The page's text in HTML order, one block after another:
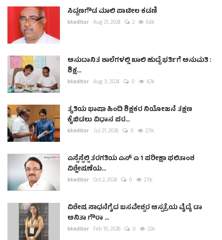
ಸಿದ್ದಣಗೌಡ ಮಾಲಿ ಪಾಟೀಲ ಕಡಣಿ
kkeditor Aug 21, 2024 2 6.4k
ಅನುದಾನಿತ ಶಾಲೆಗಳಲ್ಲಿ ಖಾಲಿ ಹುದ್ದೆ ಭರ್ತಿಗೆ ಅನುಮತಿ :
ಶಿಕ್ಷ...
kkeditor Aug 3, 2024 0 4.2k
ತೃತಿಯ ಭಾಷಾ ಹಿಂದಿ ಶಿಕ್ಷಕರ ನಿಯೋಜನೆ ತಕ್ಷಣ
ಕೈಬಿಡಲು ವಿಧಾನ ಪರ...
kkeditor Jul 21, 2026 0 2.3k
ಎಸ್ಸೆಸ್ಸೆಲ್ಸಿ ತರಗತಿಯ ಎಸ್ ಎ 1 ಪರೀಕ್ಷಾ ಫಲಿತಾಂಶ
ವಿಶ್ಲೇಷಣೆಯ...
kkeditor Oct 2, 2024 0 2.3k
ವಿಶೇಷ ಸಾಧನೆಗೈದ ಬಸವೇಶ್ವರ ಆಸ್ಪತ್ರೆಯ ವೈದ್ಯೆ ಡಾ
ಅನಿತಾ ಗೌರಾ ...
kkeditor Feb 19, 2026 0 2.2k